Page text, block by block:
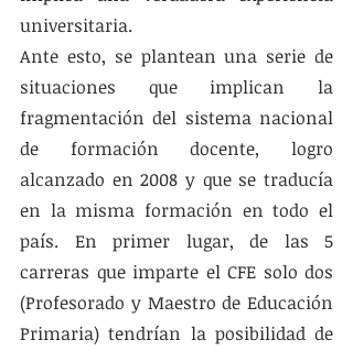
universitaria.
Ante esto, se plantean una serie de
situaciones que implican la
fragmentación del sistema nacional
de formación docente, logro
alcanzado en 2008 y que se traducía
en la misma formación en todo el
país. En primer lugar, de las 5
carreras que imparte el CFE solo dos
(Profesorado y Maestro de Educación
Primaria) tendrían la posibilidad de